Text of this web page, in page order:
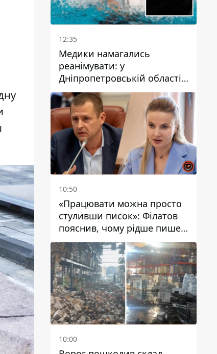
12:35
Медики намагались
реанімувати: у
Дніпропетровській області
дворічний хлопчик потонув
у басейні
10:50
«Працювати можна просто
стуливши писок»: Філатов
пояснив, чому рідше пише у
соцмережах та
розкритикував медійність
чиновників
10:00